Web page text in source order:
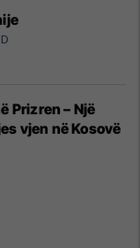
Prizren – Një
vjen në Kosovë